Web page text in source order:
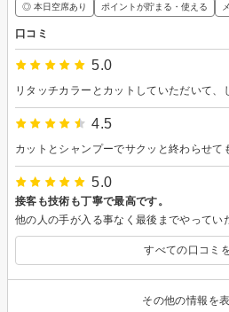
◎ 本日空席あり ポイントが貯まる・使える
口コミ
5.0
4.5
5.0
接客も技術も丁寧で最高です。
すべての口コミ
その他の情報を